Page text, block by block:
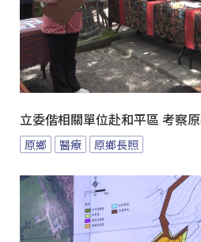
立委偕相關單位赴和平區 考察
原鄉 醫療 原鄉長照